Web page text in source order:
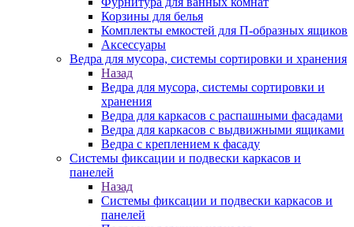
Корзины для белья
Комплекты емкостей для П-образных ящиков
Аксессуары
Ведра для мусора, системы сортировки и хранения
Назад
Ведра для мусора, системы сортировки и
хранения
Ведра для каркасов с распашными фасадами
Ведра для каркасов с выдвижными ящиками
Ведра с креплением к фасаду
Системы фиксации и подвески каркасов и
панелей
Назад
Системы фиксации и подвески каркасов и
панелей